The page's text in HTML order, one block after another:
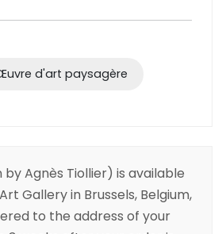
d'art paysagère
Agnès Tiollier) is available
Gallery in Brussels, Belgium,
to the address of your